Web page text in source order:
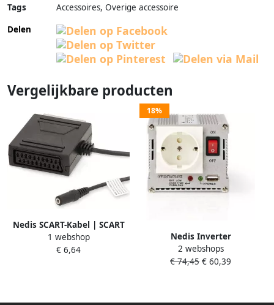
Tags
Accessoires, Overige accessoire
Delen
Vergelijkbare producten
Nedis SCART-Kabel | SCART
Male | SCART Female 3 5 mm
Female | Vernikkeld | 480p |
1 webshop
€ 6,64
18%
Nedis Inverter
Gemodificeerde Sinusgolf |
12 V DC | 300 W | 1 stuks
2 webshops
€ 74,45 € 60,39